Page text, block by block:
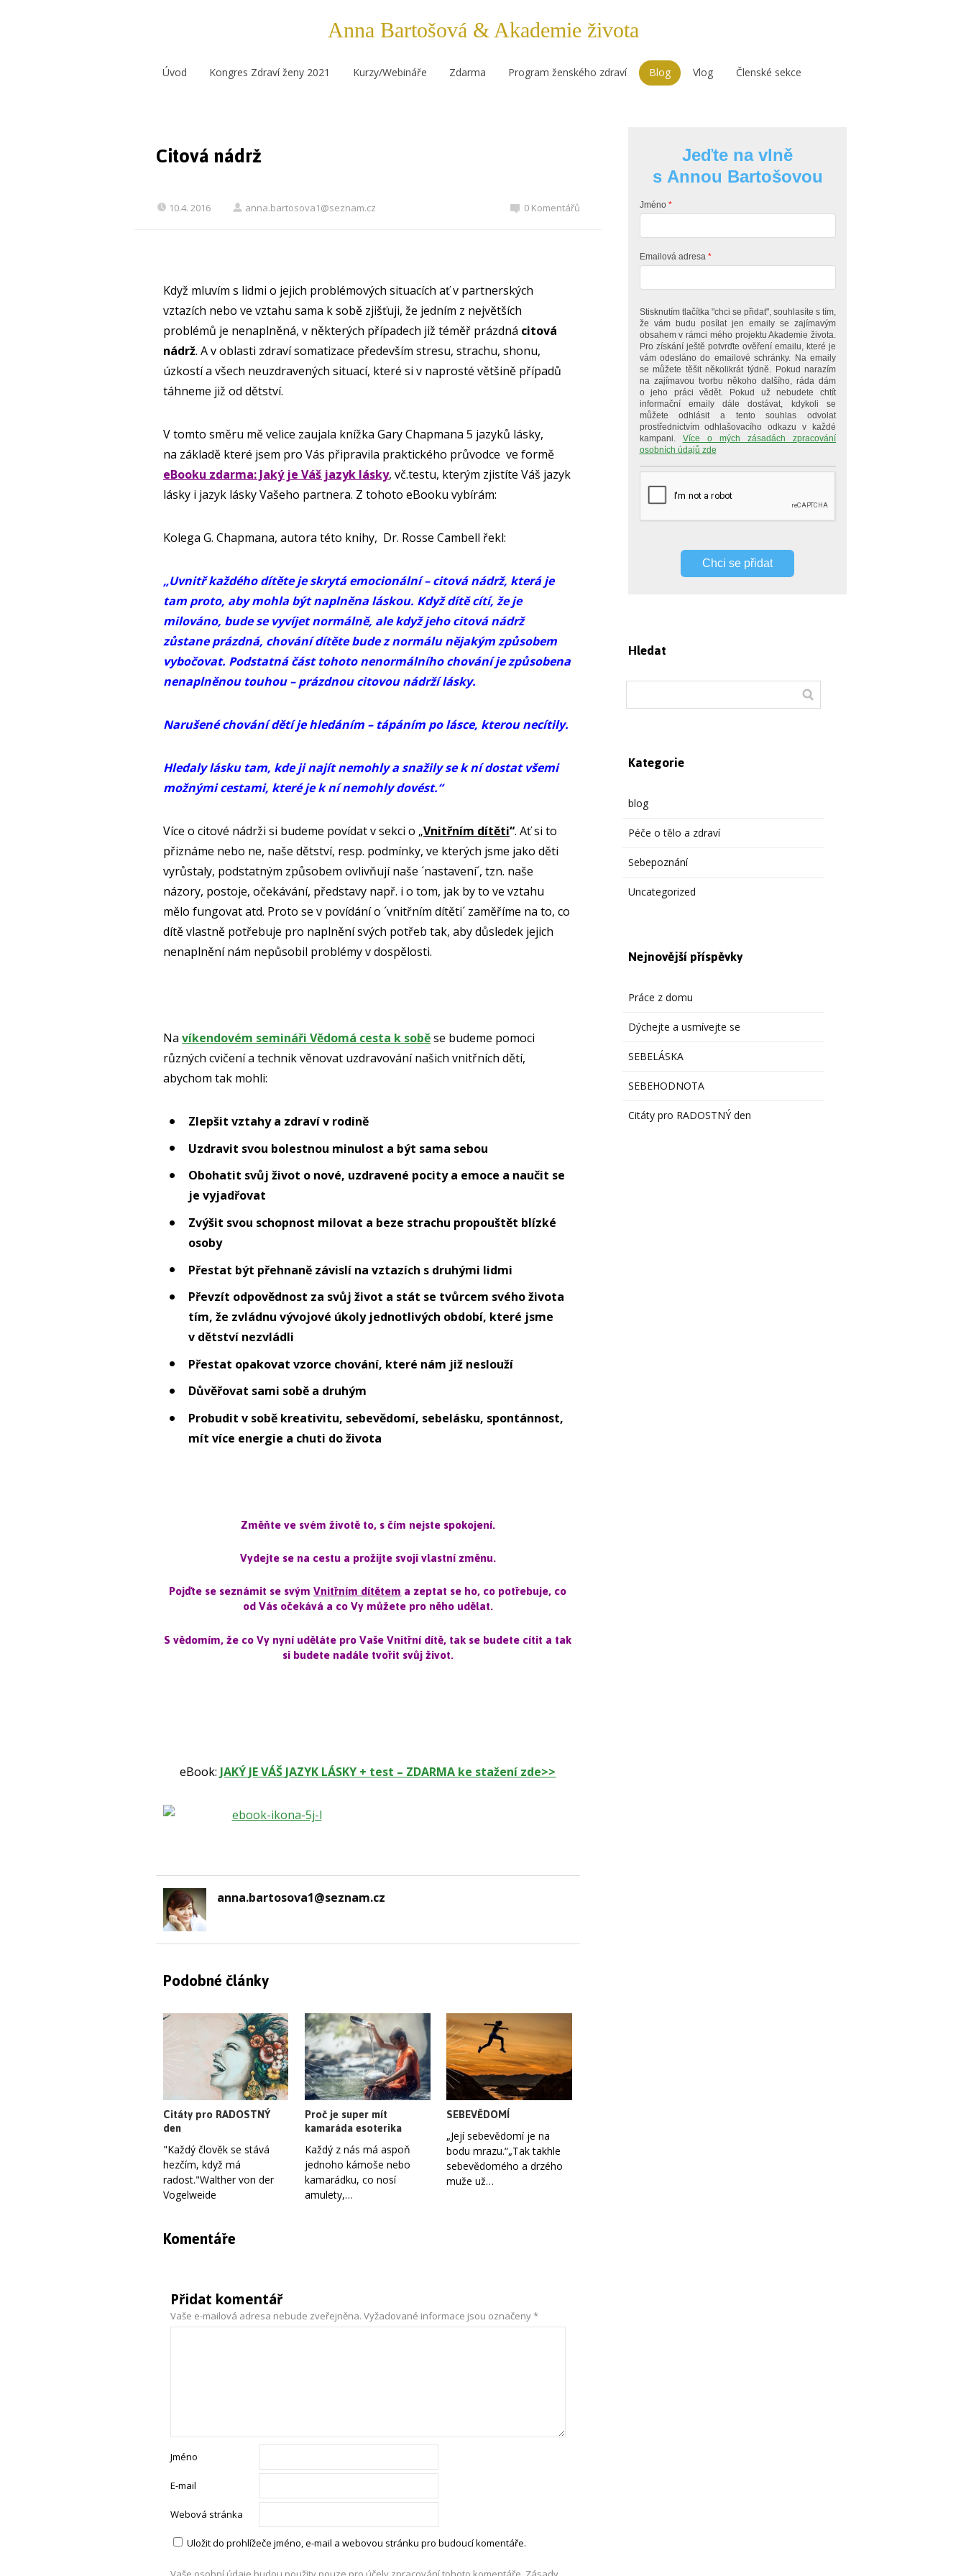
Anna Bartošová & Akademie života
Úvod Kongres Zdraví ženy 2021 Kurzy/Webináře Zdarma Program ženského zdraví Blog Vlog Členské sekce
Citová nádrž
10.4. 2016 anna.bartosova1@seznam.cz 0 Komentářů
Když mluvím s lidmi o jejich problémových situacích ať v partnerských
vztazích nebo ve vztahu sama k sobě zjišťuji, že jedním z největších
problémů je nenaplněná, v některých případech již téměř prázdná citová
nádrž. A v oblasti zdraví somatizace především stresu, strachu, shonu,
úzkostí a všech neuzdravených situací, které si v naprosté většině případů
táhneme již od dětství.
V tomto směru mě velice zaujala knížka Gary Chapmana 5 jazyků lásky,
na základě které jsem pro Vás připravila praktického průvodce ve formě
eBooku zdarma: Jaký je Váš jazyk lásky, vč.testu, kterým zjistíte Váš jazyk
lásky i jazyk lásky Vašeho partnera. Z tohoto eBooku vybírám:
Kolega G. Chapmana, autora této knihy, Dr. Rosse Cambell řekl:
„Uvnitř každého dítěte je skrytá emocionální – citová nádrž, která je
tam proto, aby mohla být naplněna láskou. Když dítě cítí, že je
milováno, bude se vyvíjet normálně, ale když jeho citová nádrž
zůstane prázdná, chování dítěte bude z normálu nějakým způsobem
vybočovat. Podstatná část tohoto nenormálního chování je způsobena
nenaplněnou touhou – prázdnou citovou nádrží lásky.
Narušené chování dětí je hledáním – tápáním po lásce, kterou necítily.
Hledaly lásku tam, kde ji najít nemohly a snažily se k ní dostat všemi
možnými cestami, které je k ní nemohly dovést.“
Více o citové nádrži si budeme povídat v sekci o „Vnitřním dítěti“. Ať si to
přiznáme nebo ne, naše dětství, resp. podmínky, ve kterých jsme jako děti
vyrůstaly, podstatným způsobem ovlivňují naše ´nastavení´, tzn. naše
názory, postoje, očekávání, představy např. i o tom, jak by to ve vztahu
mělo fungovat atd. Proto se v povídání o ´vnitřním dítěti´ zaměříme na to, co
dítě vlastně potřebuje pro naplnění svých potřeb tak, aby důsledek jejich
nenaplnění nám nepůsobil problémy v dospělosti.
Na víkendovém semináři Vědomá cesta k soběse budeme pomoci
různých cvičení a technik věnovat uzdravování našich vnitřních dětí,
abychom tak mohli:
Zlepšit vztahy a zdraví v rodině
Uzdravit svou bolestnou minulost a být sama sebou
Obohatit svůj život o nové, uzdravené pocity a emoce a naučit se
je vyjadřovat
Zvýšit svou schopnost milovat a beze strachu propouštět blízké
osoby
Přestat být přehnaně závislí na vztazích s druhými lidmi
Převzít odpovědnost za svůj život a stát se tvůrcem svého života
tím, že zvládnu vývojové úkoly jednotlivých období, které jsme
v dětství nezvládli
Přestat opakovat vzorce chování, které nám již neslouží
Důvěřovat sami sobě a druhým
Probudit v sobě kreativitu, sebevědomí, sebelásku, spontánnost,
mít více energie a chuti do života
Změňte ve svém životě to, s čím nejste spokojení.
Vydejte se na cestu a prožijte svoji vlastní změnu.
Pojďte se seznámit se svýmVnitřním dítětema zeptat se ho, co potřebuje, co
od Vás očekává a co Vy můžete pro něho udělat.
S vědomím, že co Vy nyní uděláte pro Vaše Vnitřní dítě, tak se budete cítit a tak
si budete nadále tvořit svůj život.
eBook: JAKÝ JE VÁŠ JAZYK LÁSKY + test – ZDARMA ke stažení zde>>
anna.bartosova1@seznam.cz
Podobné články
Citáty pro RADOSTNÝ
den
"Každý člověk se stává
hezčím, když má
radost."Walther von der
Vogelweide
Proč je super mít
kamaráda esoterika
Každý z nás má aspoň
jednoho kámoše nebo
kamarádku, co nosí
amulety,…
SEBEVĚDOMÍ
„Její sebevědomí je na
bodu mrazu.“„Tak takhle
sebevědomého a drzého
muže už…
Komentáře
Přidat komentář
Vaše e-mailová adresa nebude zveřejněna. Vyžadované informace jsou označeny*
Jméno
E-mail
Webová stránka
Uložit do prohlížeče jméno, e-mail a webovou stránku pro budoucí komentáře.
Jeďte na vlně
s Annou Bartošovou
Jméno
Emailová adresa
Stisknutím tlačítka "chci se přidat", souhlasíte s tím,
že vám budu posílat jen emaily se zajímavým
obsahem v rámci mého projektu Akademie života.
Pro získání ještě potvrďte ověření emailu, které je
vám odesláno do emailové schránky. Na emaily
se můžete těšit několikrát týdně. Pokud narazím
na zajímavou tvorbu někoho dalšího, ráda dám
o jeho práci vědět. Pokud už nebudete chtít
informační emaily dále dostávat, kdykoli se
můžete odhlásit a tento souhlas odvolat
prostřednictvím odhlašovacího odkazu v každé
kampani. Více o mých zásadách zpracování
osobních údajů zde
Chci se přidat
Hledat
Kategorie
blog
Péče o tělo a zdraví
Sebepoznání
Uncategorized
Nejnovější příspěvky
Práce z domu
Dýchejte a usmívejte se
SEBELÁSKA
SEBEHODNOTA
Citáty pro RADOSTNÝ den